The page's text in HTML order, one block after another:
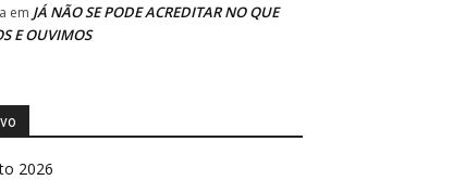
em JÁ NÃO SE PODE ACREDITAR NO QUE
E OUVIMOS
2026